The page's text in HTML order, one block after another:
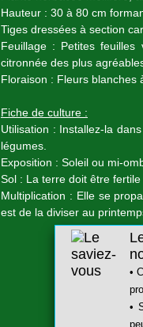
Hauteur : 30 à 80 cm
Tiges dressées à section
Feuillage : Petites
citronnée des plus
Floraison : Fleurs blanches
Fiche de culture :
Utilisation : Installez-la
légumes.
Exposition : Soleil ou mi-
Sol : La terre doit être fertile
Multiplication : Elle se
est de la diviser au
•
•